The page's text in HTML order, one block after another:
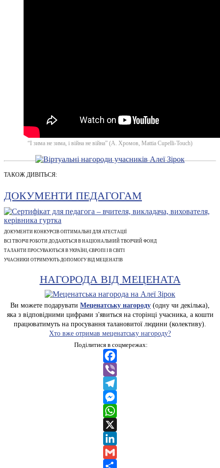
“І зима не зима, і війна не війна” (А. Хромов, Mattia Cupelli-Touch)
ТАКОЖ ДИВІТЬСЯ:
ДОКУМЕНТИ ПЕДАГОГАМ
ДОКУМЕНТИ КОНКУРСІВ ОПТИМАЛЬНІ ДЛЯ АТЕСТАЦІЇ
ВСІ ТВОРЧІ РОБОТИ ДОДАЮТЬСЯ В НАЦІОНАЛЬНИЙ ТВОРЧИЙ ФОНД
ТАЛАНТИ ПРОСУВАЮТЬСЯ В УКРАЇНІ, ЄВРОПІ І В СВІТІ
УЧАСНИКИ ОТРИМУЮТЬ ДОПОМОГУ ВІД МЕЦЕНАТІВ
НАГОРОДА ВІД МЕЦЕНАТА
Ви можете подарувати Меценатську нагороду (одну чи декілька),
яка з відповідними цифрами з'явиться на сторінці учасника, а кошти
працюватимуть на просування талановитої людини (колективу).
Хто вже отримав меценатську нагороду?
Поділитися в соцмережах:
Facebook
Viber
Telegram
Messenger
WhatsApp
X
LinkedIn
Gmail